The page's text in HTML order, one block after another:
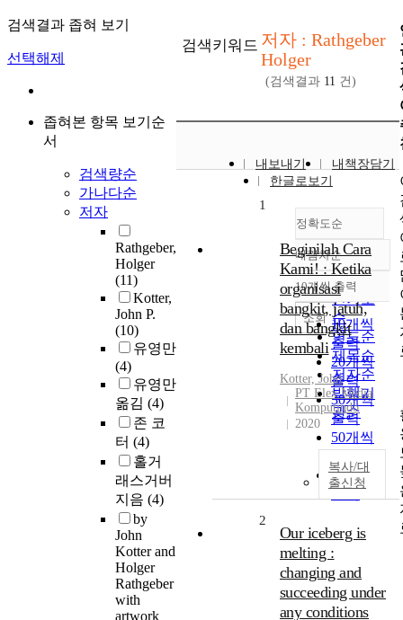
검색결과 좁혀 보기
선택해제
좁혀본 항목 보기순
서
검색량순
가나다순
저자
Rathgeber,
Holger
(11)
Kotter,
John P.
(10)
유영만
(4)
유영만
옮김 (4)
존 코
터 (4)
홀거
래스거버
지음 (4)
by
John
Kotter and
Holger
Rathgeber
with
artwork
검색키워드 저자 : Rathgeber
Holger
(검색결과 11 건)
내보내기
내책장담기
한글로보기
정확도순
정확도
순
인기도
순
연도순
제목순
저자순
발행기
관순
내림차순
내림차순
10개씩 출력
10개씩
출력
20개씩
출력
30개씩
출력
50개씩
100개씩
조회
1
Beginilah Cara
Kami! : Ketika
organisasi
bangkit, jatuh,
dan bangkit
kembali
Kotter, John
PT Elex Media
Komputindo
2020
복사/대
출신청
2
Our iceberg is
melting :
changing and
succeeding under
any conditions